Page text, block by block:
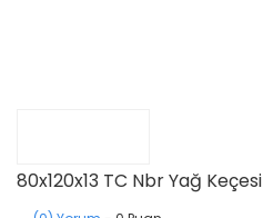
80x120x13 TC Nbr Yağ Keçesi